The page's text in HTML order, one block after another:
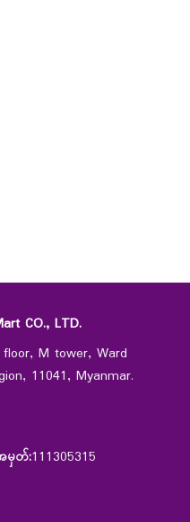
CO., LTD.
M tower, Ward
11041, Myanmar.
မှတ်:111305315